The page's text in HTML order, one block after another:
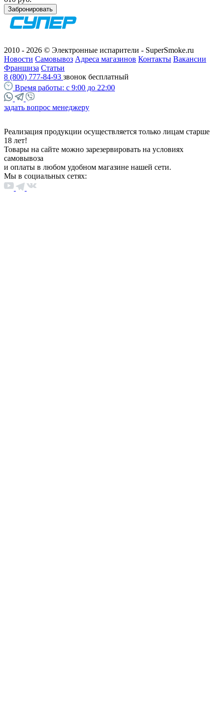
Забронировать
2010 - 2026 © Электронные испарители - SuperSmoke.ru
Новости Самовывоз Адреса магазинов Контакты Вакансии
Франшиза Статьи
8 (800) 777-84-93 звонок бесплатный
Время работы: с 9:00 до 22:00
задать вопрос менеджеру
Реализация продукции осуществляется только лицам старше
18 лет!
Товары на сайте можно зарезервировать на условиях
самовывоза
и оплаты в любом удобном магазине нашей сети.
Мы в социальных сетях: